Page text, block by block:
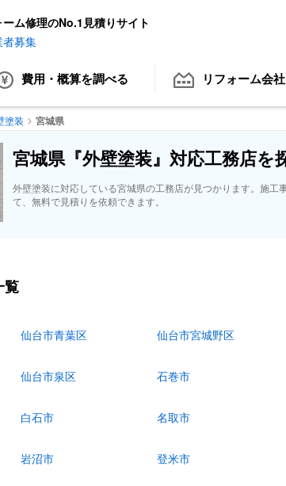
ーム修理のNo.1見積りサイト
募集
費用・概算を調べる リフォーム会社
塗装 宮城県
宮城県『外壁塗装』対応工務店を
外壁塗装に対応している宮城県の工務店が見つかります。施工
て、無料で見積りを依頼できます。
覧
仙台市青葉区 仙台市宮城野区
仙台市泉区 石巻市
白石市 名取市
岩沼市 登米市